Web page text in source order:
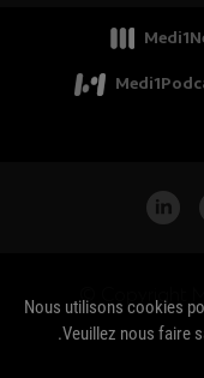
Nous utilisons cookies
Veuillez nous faire